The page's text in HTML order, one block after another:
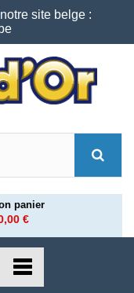
site belge :
panier
€